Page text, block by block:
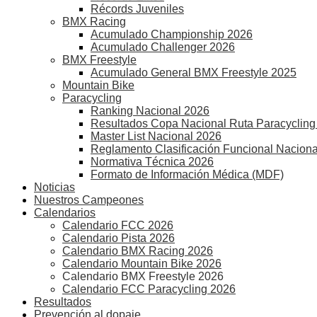
Récords Juveniles
BMX Racing
Acumulado Championship 2026
Acumulado Challenger 2026
BMX Freestyle
Acumulado General BMX Freestyle 2025
Mountain Bike
Paracycling
Ranking Nacional 2026
Resultados Copa Nacional Ruta
Master List Nacional 2026
Reglamento Clasificación Funcional Nacional
Normativa Técnica 2026
Formato de Información Médica (MDF)
Noticias
Nuestros Campeones
Calendarios
Calendario FCC 2026
Calendario Pista 2026
Calendario BMX Racing 2026
Calendario Mountain Bike 2026
Calendario BMX Freestyle 2026
Calendario FCC Paracycling 2026
Resultados
Prevención al dopaje